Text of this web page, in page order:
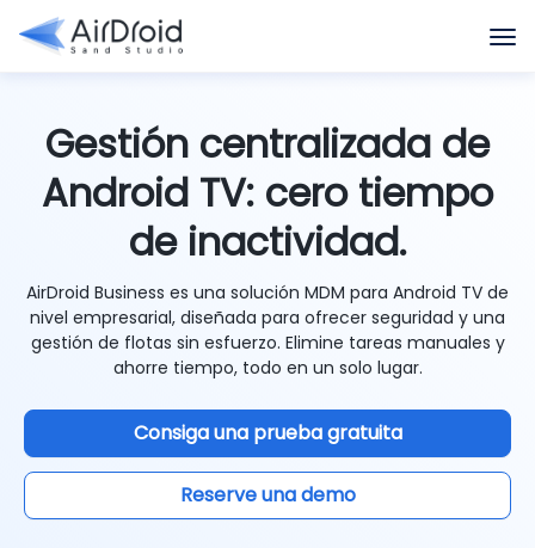
Gestión centralizada de
Android TV: cero tiempo
de inactividad.
AirDroid Business es una solución MDM para Android TV de
nivel empresarial, diseñada para ofrecer seguridad y una
gestión de flotas sin esfuerzo. Elimine tareas manuales y
ahorre tiempo, todo en un solo lugar.
Consiga una prueba gratuita
Reserve una demo